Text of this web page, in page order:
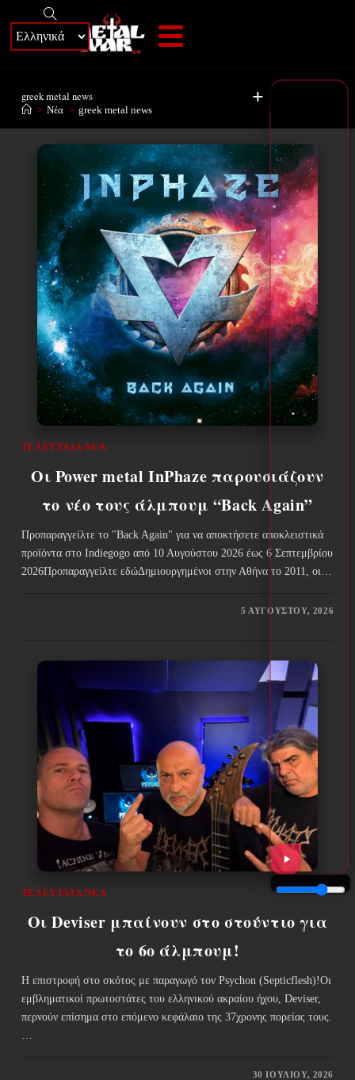
+
greek metal news
> Νέα > greek metal news
ΤΕΛΕΥΤΑΊΑ ΝΈΑ
Οι Power metal InPhaze παρουσιάζουν
το νέο τους άλμπουμ “Back Again”
Προπαραγγείλτε το "Back Again" για να αποκτήσετε αποκλειστικά
προϊόντα στο Indiegogo από 10 Αυγούστου 2026 έως 6 Σεπτεμβρίου
2026Προπαραγγείλτε εδώΔημιουργημένοι στην Αθήνα το 2011, οι…
5 ΑΥΓΟΎΣΤΟΥ, 2026
ΤΕΛΕΥΤΑΊΑ ΝΈΑ
​Οι Deviser μπαίνουν στο στούντιο για
το 6ο άλμπουμ!
Η επιστροφή στο σκότος με παραγωγό τον Psychon (Septicflesh)!Οι
εμβληματικοί πρωτοστάτες του ελληνικού ακραίου ήχου, Deviser,
περνούν επίσημα στο επόμενο κεφάλαιο της 37χρονης πορείας τους.
30 ΙΟΥΛΊΟΥ, 2026